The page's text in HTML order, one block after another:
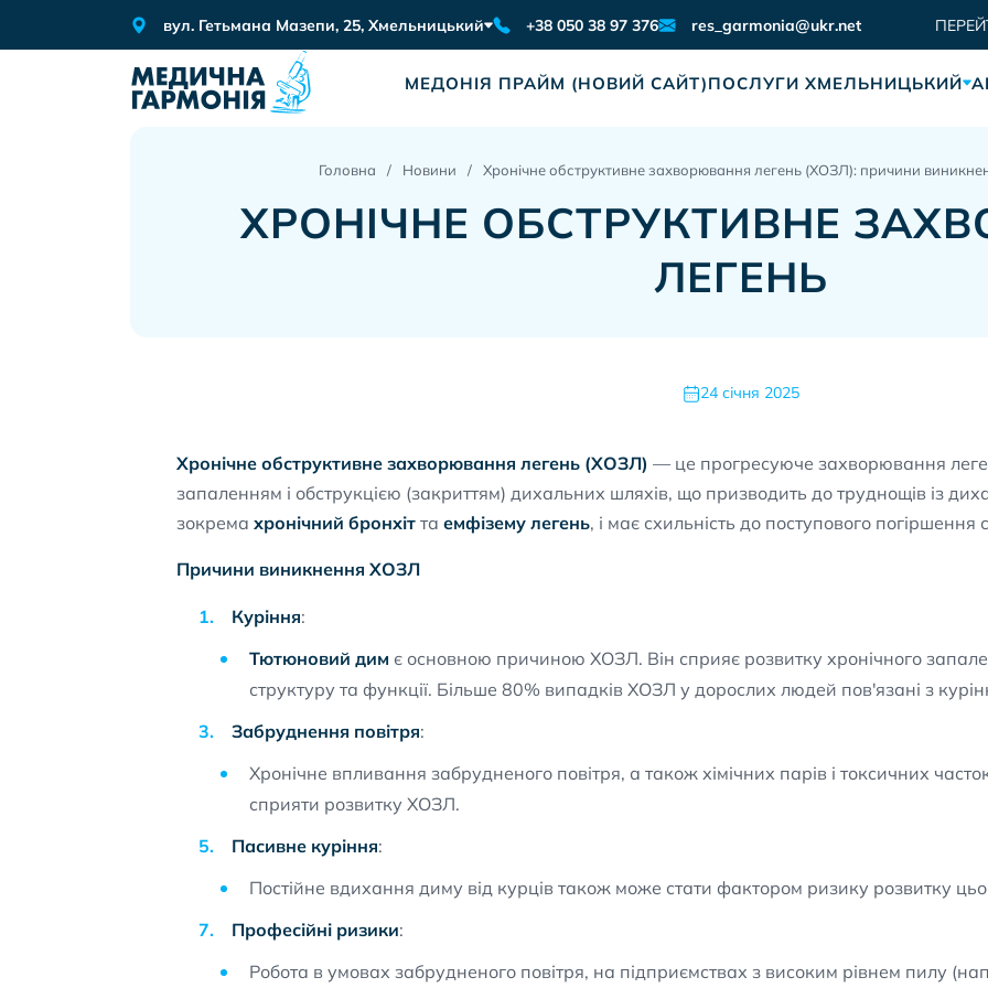
вул. Гетьмана Мазепи, 25, Хмельницький +38 050 38 97 376 res_garmonia@ukr.net
МЕДОНІЯ ПРАЙМ (НОВИЙ САЙТ)ПОСЛУГИ ХМЕЛЬНИЦЬКИЙ
Головна Новини Хронічне обструктивне захворювання легень (ХОЗЛ): причини
ХРОНІЧНЕ ОБСТРУКТИВНЕ
ЛЕГЕНЬ
24 січня 2025
Хронічне обструктивне захворювання легень (ХОЗЛ) — це прогресуюче захворювання
запаленням і обструкцією (закриттям) дихальних шляхів, що призводить до труднощів із
зокрема хронічний бронхіт та емфізему легень, і має схильність до поступового погіршення
Причини виникнення ХОЗЛ
Куріння:
Тютюновий дим є основною причиною ХОЗЛ. Він сприяє розвитку хронічного
структуру та функції. Більше 80% випадків ХОЗЛ у дорослих людей пов'язані з
Забруднення повітря:
Хронічне впливання забрудненого повітря, а також хімічних парів і токсичних
сприяти розвитку ХОЗЛ.
Пасивне куріння:
Постійне вдихання диму від курців також може стати фактором ризику розвитку
Професійні ризики:
Робота в умовах забрудненого повітря, на підприємствах з високим рівнем пилу